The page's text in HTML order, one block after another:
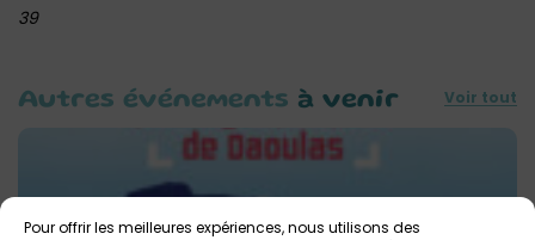
Pour offrir les meilleures expériences, nous utilisons des
39
Autres événements à venir Voir tout